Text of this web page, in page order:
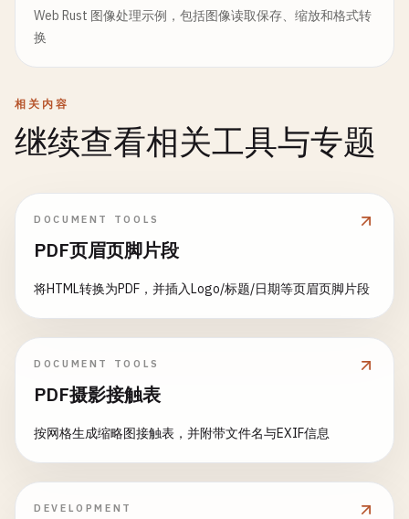
Web Rust 图像处理示例，包括图像读取保存、缩放和格式转
换
相关内容
继续查看相关工具与专题
DOCUMENT TOOLS
PDF页眉页脚片段
将HTML转换为PDF，并插入Logo/标题/日期等页眉页脚片段
DOCUMENT TOOLS
PDF摄影接触表
按网格生成缩略图接触表，并附带文件名与EXIF信息
DEVELOPMENT